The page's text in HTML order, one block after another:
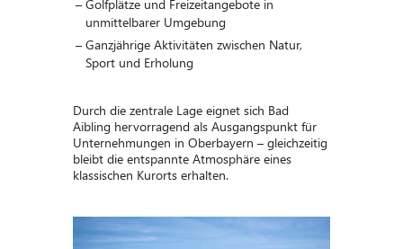
Golfplätze und Freizeitangebote in
unmittelbarer Umgebung
Ganzjährige Aktivitäten zwischen Natur,
Sport und Erholung
Durch die zentrale Lage eignet sich Bad
Aibling hervorragend als Ausgangspunkt für
Unternehmungen in Oberbayern – gleichzeitig
bleibt die entspannte Atmosphäre eines
klassischen Kurorts erhalten.